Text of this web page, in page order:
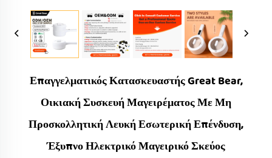
Επαγγελματικός Κατασκευαστής Great Bear,
Οικιακή Συσκευή Μαγειρέματος Με Μη
Προσκολλητική Λευκή Εσωτερική Επένδυση,
Έξυπνο Ηλεκτρικό Μαγειρικό Σκεύος